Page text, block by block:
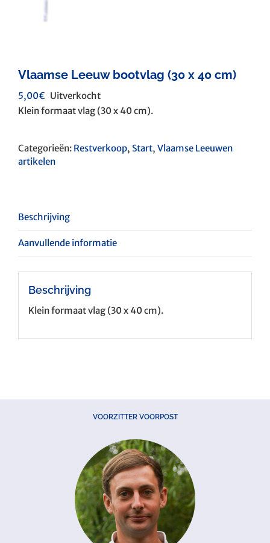
Vlaamse Leeuw bootvlag (30 x 40 cm)
5,00€ Uitverkocht
Klein formaat vlag (30 x 40 cm).
Categorieën: Restverkoop, Start, Vlaamse Leeuwen
artikelen
Beschrijving
Aanvullende informatie
Beschrijving
Klein formaat vlag (30 x 40 cm).
VOORZITTER VOORPOST